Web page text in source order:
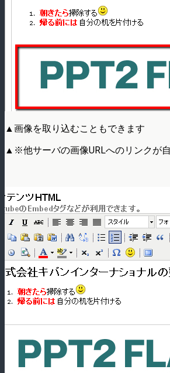
▲画像を取り込むこともできます
▲※他サーバの画像URLへのリンクが自